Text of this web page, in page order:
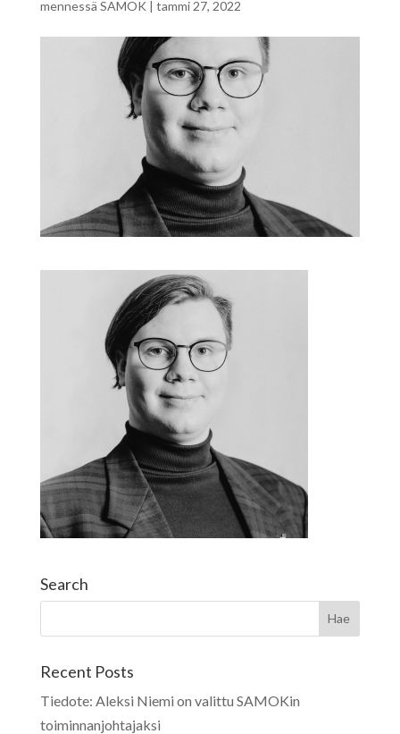
mennessä SAMOK | tammi 27, 2022
Search
Recent Posts
Tiedote: Aleksi Niemi on valittu SAMOKin
toiminnanjohtajaksi